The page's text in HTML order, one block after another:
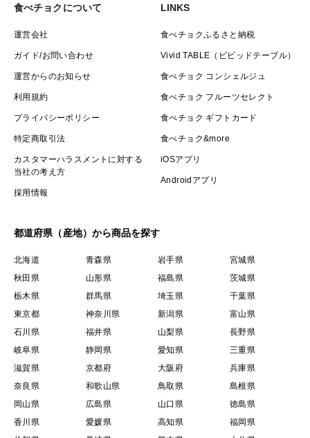
食べチョクについて
運営会社
ガイド/お問い合わせ
運営からのお知らせ
利用規約
プライバシーポリシー
特定商取引法
カスタマーハラスメントに対する
当社の考え方
採用情報
LINKS
食べチョクふるさと納税
Vivid TABLE（ビビッドテーブル）
食べチョク コンシェルジュ
食べチョク フルーツセレクト
食べチョク ギフトカード
食べチョク&more
iOSアプリ
Androidアプリ
都道府県（産地）から商品を探す
北海道 青森県 岩手県
宮城県
秋田県
山形県 福島県
茨城県
栃木県
群馬県 埼玉県
千葉県
東京都
神奈川県 新潟県
富山県
石川県
福井県 山梨県
長野県
岐阜県
静岡県 愛知県
三重県
滋賀県
京都府 大阪府
兵庫県
奈良県
和歌山県 鳥取県
島根県
岡山県
広島県 山口県
徳島県
香川県
愛媛県 高知県
福岡県